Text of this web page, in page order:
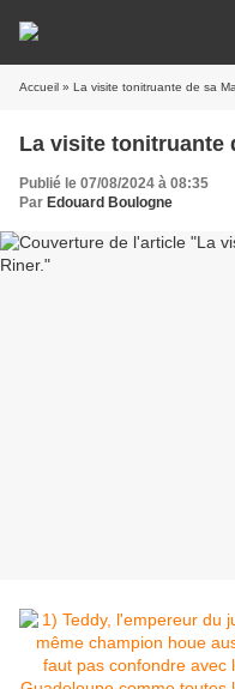
Accueil » La visite tonitruante de sa
La visite tonitruante
Publié le 07/08/2024 à 08:35
Par Edouard Boulogne